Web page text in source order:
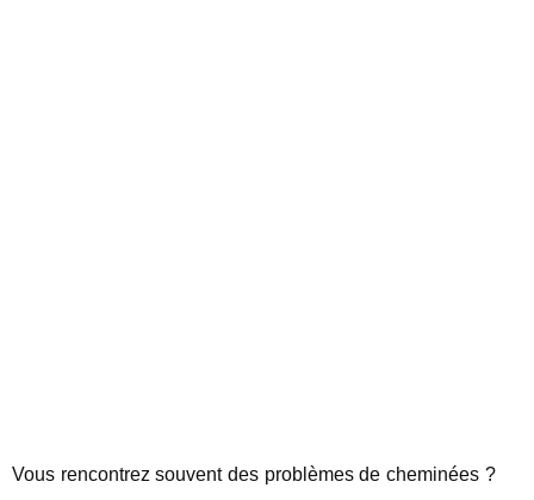
Vous rencontrez souvent des problèmes de cheminées ?